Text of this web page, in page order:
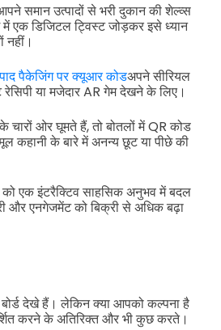
समान उत्पादों से भरी दुकान की शेल्व्स
एक डिजिटल ट्विस्ट जोड़कर इसे ध्यान
नहीं।
पैकेजिंग पर क्यूआर कोडअपने सीरियल
रेसिपी या मजेदार AR गेम देखने के लिए।
चारों ओर घूमते हैं, तो बोतलों में QR कोड
कहानी के बारे में अनन्य छूट या पीछे की
एक इंटरैक्टिव साहसिक अनुभव में बदल
और एनगेजमेंट को बिक्री से अधिक बढ़ा
बोर्ड देखे हैं। लेकिन क्या आपको कल्पना है
करने के अतिरिक्त और भी कुछ करते।